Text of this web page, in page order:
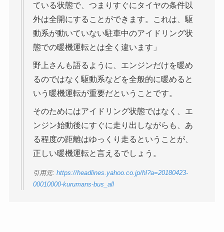
ている状態で、つまりすぐにタイヤの条件以
外は全開にすることができます。これは、駆
動系が動いていない駐車中のアイドリング状
態での暖機運転とは全く違います」
野上さんも語るように、エンジンだけを暖め
るのではなく駆動系などを全般的に暖めると
いう暖機運転が重要だということです。
そのためにはアイドリング状態ではなく、エ
ンジン始動後にすぐに走り出しながらも、あ
る程度の距離はゆっくり走るということが、
正しい暖機運転と言えるでしょう。
引用元: https://headlines.yahoo.co.jp/hl?a=20180423-
00010000-kurumans-bus_all